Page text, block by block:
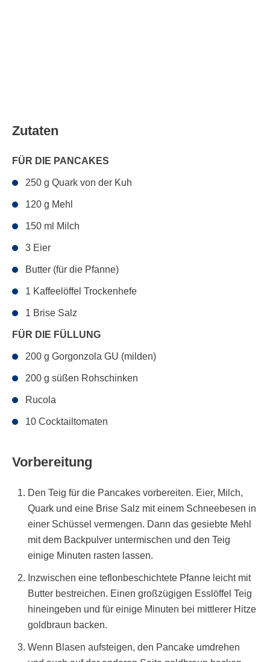
Zutaten
FÜR DIE PANCAKES
250 g Quark von der Kuh
120 g Mehl
150 ml Milch
3 Eier
Butter (für die Pfanne)
1 Kaffeelöffel Trockenhefe
1 Brise Salz
FÜR DIE FÜLLUNG
200 g Gorgonzola GU (milden)
200 g süßen Rohschinken
Rucola
10 Cocktailtomaten
Vorbereitung
Den Teig für die Pancakes vorbereiten. Eier, Milch,
Quark und eine Brise Salz mit einem Schneebesen in
einer Schüssel vermengen. Dann das gesiebte Mehl
mit dem Backpulver untermischen und den Teig
einige Minuten rasten lassen.
Inzwischen eine teflonbeschichtete Pfanne leicht mit
Butter bestreichen. Einen großzügigen Esslöffel Teig
hineingeben und für einige Minuten bei mittlerer Hitze
goldbraun backen.
Wenn Blasen aufsteigen, den Pancake umdrehen